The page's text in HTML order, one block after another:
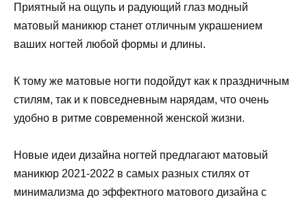
Приятный на ощупь и радующий глаз модный
матовый маникюр станет отличным украшением
ваших ногтей любой формы и длины.
К тому же матовые ногти подойдут как к праздничным
стилям, так и к повседневным нарядам, что очень
удобно в ритме современной женской жизни.
Новые идеи дизайна ногтей предлагают матовый
маникюр 2021-2022 в самых разных стилях от
минимализма до эффектного матового дизайна с